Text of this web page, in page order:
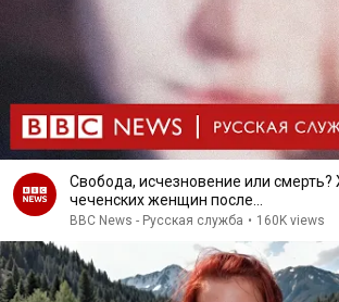
Свобода, исчезновение или смерть?
чеченских женщин после
побега│Документальный фильм Би-
BBC News - Русская служба • 160K views